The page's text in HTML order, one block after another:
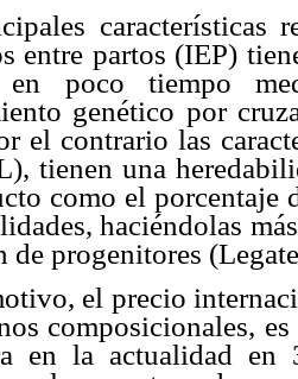
características
entre partos (IEP)
en poco tiempo
genético por
el contrario las
tienen una
como el porcentaje
haciéndolas
de progenitores
el precio
composicionales,
en la actualidad